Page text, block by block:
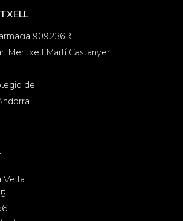
909236R
Meritxell Martí Castanyer
de
Vella